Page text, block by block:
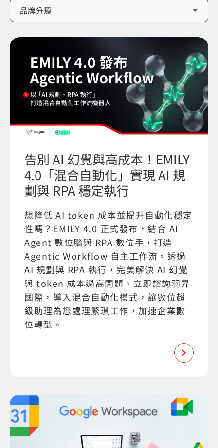
告別 AI 幻覺與高成本！EMILY
4.0「混合自動化」實現 AI 規
劃與 RPA 穩定執行
想降低 AI token 成本並提升自動化穩定
性嗎？EMILY 4.0 正式發布，結合 AI
Agent 數位腦與 RPA 數位手，打造
Agentic Workflow 自主工作流。透過
AI 規劃與 RPA 執行，完美解決 AI 幻覺
與 token 成本過高問題。立即諮詢羽昇
國際，導入混合自動化模式，讓數位超
級助理為您處理繁瑣工作，加速企業數
位轉型。